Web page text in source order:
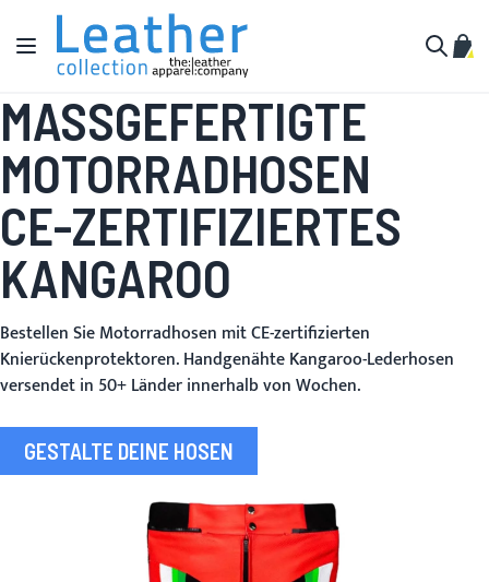
Zum Inhalt springen
Navigation umschalten
MASSGEFERTIGTE M
OTORRADHOSEN
CE-ZERTIFIZIERTES
KANGAROO
Bestellen Sie Motorradhosen mit CE-zertifizierten
Knierückenprotektoren. Handgenähte Kangaroo-Lederhosen
versendet in 50+ Länder innerhalb von Wochen.
GESTALTE DEINE HOSEN